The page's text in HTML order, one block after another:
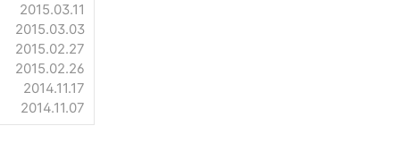
2015.03.11
2015.03.03
2015.02.27
2015.02.26
2014.11.17
2014.11.07